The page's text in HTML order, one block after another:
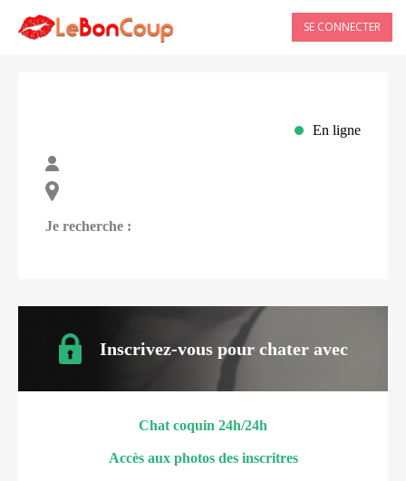
SE CONNECTER
En ligne
Je recherche :
Inscrivez-vous pour chater avec
Chat coquin 24h/24h
Accès aux photos des inscritres